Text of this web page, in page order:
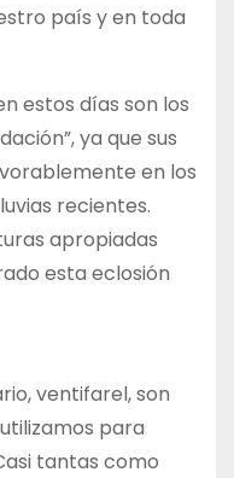
país y en toda
estos días son los
ya que sus
en los
recientes.
apropiadas
esta eclosión
ventifarel, son
para
tantas como